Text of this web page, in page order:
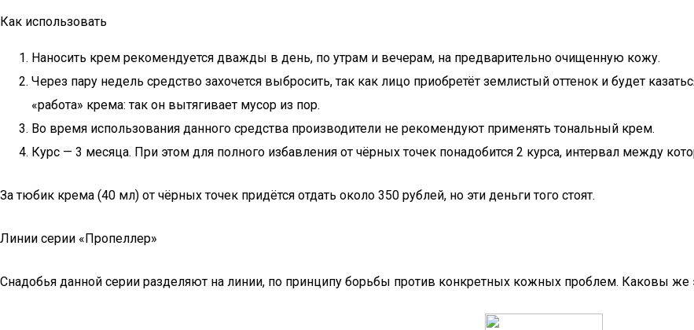
Как использовать
Наносить крем рекомендуется дважды в день, по утрам и вечерам, на предварительно очищенную кожу.
Через пару недель средство захочется выбросить, так как лицо приобретёт землистый оттенок и будет
«работа» крема: так он вытягивает мусор из пор.
Во время использования данного средства производители не рекомендуют применять тональный крем.
Курс — 3 месяца. При этом для полного избавления от чёрных точек понадобится 2 курса, интервал между
За тюбик крема (40 мл) от чёрных точек придётся отдать около 350 рублей, но эти деньги того стоят.
Линии серии «Пропеллер»
Снадобья данной серии разделяют на линии, по принципу борьбы против конкретных кожных проблем. Каковы же